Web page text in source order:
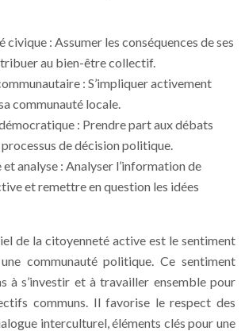
civique : Assumer les conséquences de ses
au bien-être collectif.
: S’impliquer activement
communauté locale.
: Prendre part aux débats
de décision politique.
analyse : Analyser l’information de
et remettre en question les idées
de la citoyenneté active est le sentiment
une communauté politique. Ce sentiment
à s’investir et à travailler ensemble pour
communs. Il favorise le respect des
interculturel, éléments clés pour une